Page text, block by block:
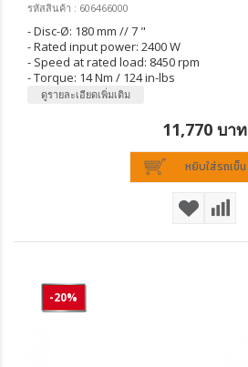
รหัสสินค้า : 606466000
- Disc-Ø: 180 mm // 7 "
- Rated input power: 2400 W
- Speed at rated load: 8450 rpm
- Torque: 14 Nm / 124 in-lbs
ดูรายละเอียดเพิ่มเติม
11,770 บาท
หยิบใส่รถเข็น
-20%